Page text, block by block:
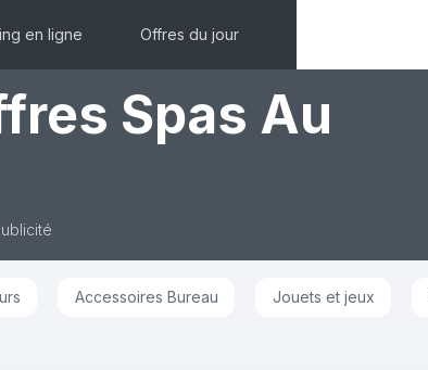
en ligne Offres du jour
Spas Au
Accessoires Bureau Jouets et jeux